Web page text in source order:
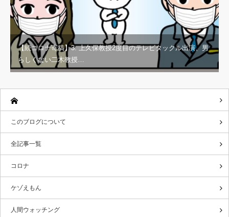
【続コロナ寄稿】3. 上久保教授2度目のテレビタックル出演、男
らしくない二木教授…
このブログについて
全記事一覧
コロナ
ケゾえもん
人間ウォッチング